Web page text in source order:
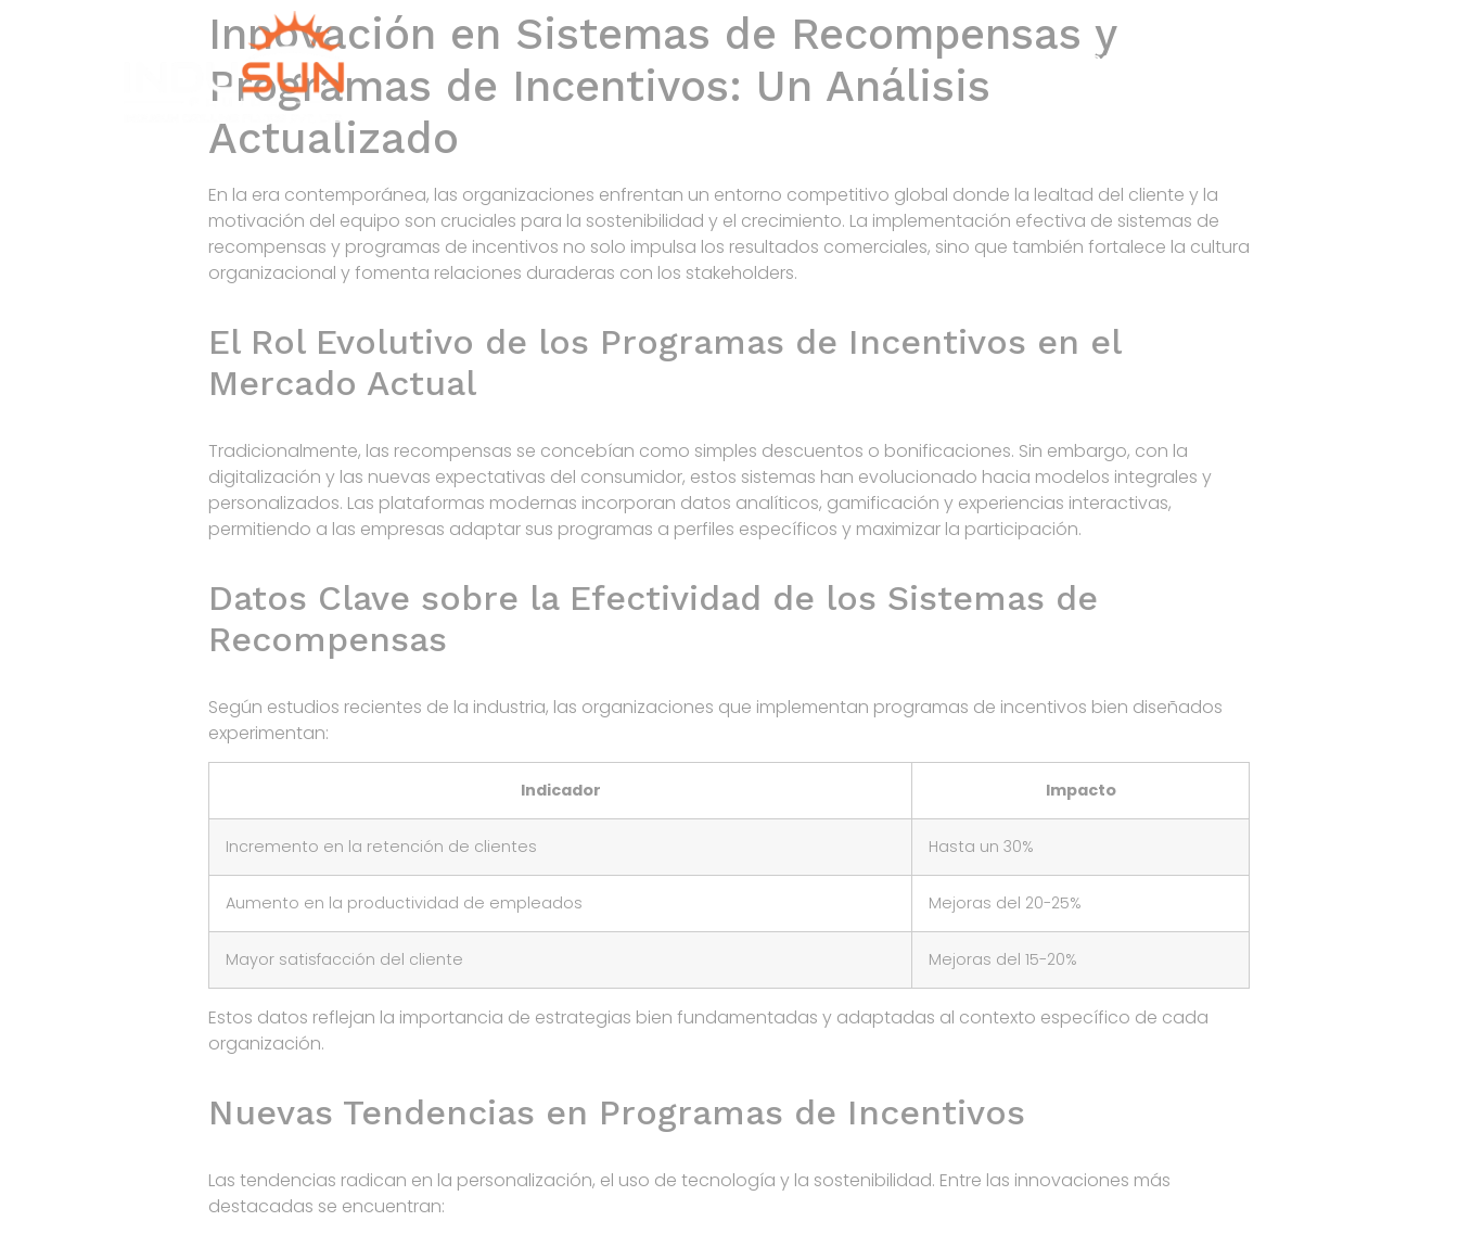
Products
Innovación en Sistemas de Recompensas y
Programas de Incentivos: Un Análisis
Actualizado
En la era contemporánea, las organizaciones enfrentan un entorno competitivo global donde la lealtad del cliente y la
motivación del equipo son cruciales para la sostenibilidad y el crecimiento. La implementación efectiva de sistemas de
recompensas y programas de incentivos no solo impulsa los resultados comerciales, sino que también fortalece la cultura
organizacional y fomenta relaciones duraderas con los stakeholders.
El Rol Evolutivo de los Programas de Incentivos en el
Mercado Actual
Tradicionalmente, las recompensas se concebían como simples descuentos o bonificaciones. Sin embargo, con la
digitalización y las nuevas expectativas del consumidor, estos sistemas han evolucionado hacia modelos integrales y
personalizados. Las plataformas modernas incorporan datos analíticos, gamificación y experiencias interactivas,
permitiendo a las empresas adaptar sus programas a perfiles específicos y maximizar la participación.
Datos Clave sobre la Efectividad de los Sistemas de
Recompensas
Según estudios recientes de la industria, las organizaciones que implementan programas de incentivos bien diseñados
experimentan:
Indicador Impacto
Incremento en la retención de clientes Hasta un 30%
Aumento en la productividad de empleados Mejoras del 20-25%
Mayor satisfacción del cliente Mejoras del 15-20%
Estos datos reflejan la importancia de estrategias bien fundamentadas y adaptadas al contexto específico de cada
organización.
Nuevas Tendencias en Programas de Incentivos
Las tendencias radican en la personalización, el uso de tecnología y la sostenibilidad. Entre las innovaciones más
destacadas se encuentran: